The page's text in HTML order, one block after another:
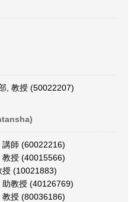
, 教授 (50022207)
師 (60022216)
授 (40015566)
授 (10021883)
教授 (40126769)
授 (80036186)